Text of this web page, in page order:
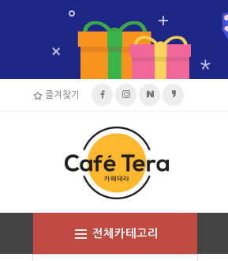
즐겨찾기
전체카테고리